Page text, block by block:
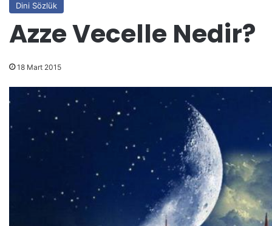
Dini Sözlük
Azze Vecelle Nedir?
18 Mart 2015